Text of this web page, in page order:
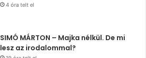
4 óra telt el
SIMÓ MÁRTON – Majka nélkül. De mi
lesz az irodalommal?